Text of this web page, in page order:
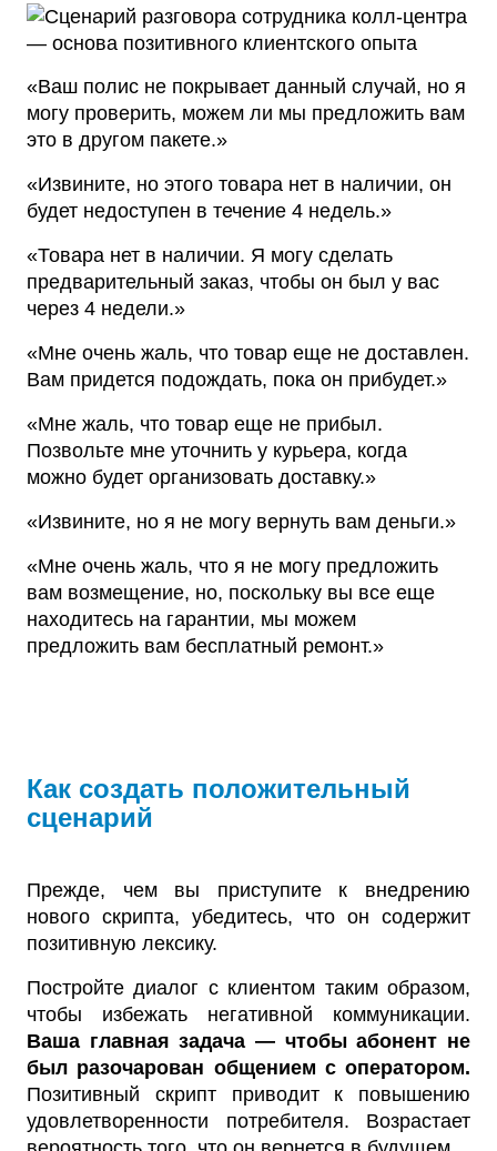
«Ваш полис не покрывает данный случай, но я
могу проверить, можем ли мы предложить вам
это в другом пакете.»
«Извините, но этого товара нет в наличии, он
будет недоступен в течение 4 недель.»
«Товара нет в наличии. Я могу сделать
предварительный заказ, чтобы он был у вас
через 4 недели.»
«Мне очень жаль, что товар еще не доставлен.
Вам придется подождать, пока он прибудет.»
«Мне жаль, что товар еще не прибыл.
Позвольте мне уточнить у курьера, когда
можно будет организовать доставку.»
«Извините, но я не могу вернуть вам деньги.»
«Мне очень жаль, что я не могу предложить
вам возмещение, но, поскольку вы все еще
находитесь на гарантии, мы можем
предложить вам бесплатный ремонт.»
Как создать положительный
сценарий
Прежде, чем вы приступите к внедрению
нового скрипта, убедитесь, что он содержит
позитивную лексику.
Постройте диалог с клиентом таким образом,
чтобы избежать негативной коммуникации.
Ваша главная задача — чтобы абонент не
был разочарован общением с оператором.
Позитивный скрипт приводит к повышению
удовлетворенности потребителя. Возрастает